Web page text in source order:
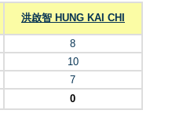
洪啟智 HUNG KAI CHI
8
10
7
0